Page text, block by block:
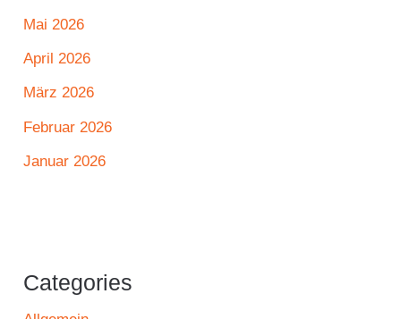
Mai 2026
April 2026
März 2026
Februar 2026
Januar 2026
Categories